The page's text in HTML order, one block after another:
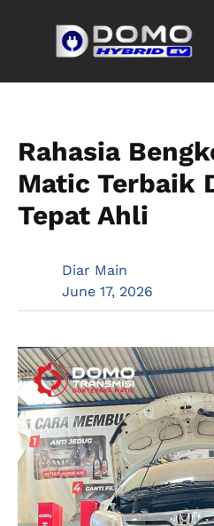
Rahasia
Matic Terbaik
Tepat Ahli
Diar Main
June 17, 2026